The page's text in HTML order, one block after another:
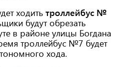
ходить троллейбус №
будут обрезать
в районе улицы Богдана
троллейбус №7 будет
хода.